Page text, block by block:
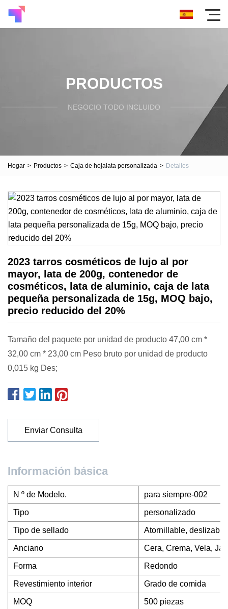
PRODUCTOS
NEGOCIO TODO INCLUIDO
Hogar > Productos > Caja de hojalata personalizada > Detalles
2023 tarros cosméticos de lujo al por
mayor, lata de 200g, contenedor de
cosméticos, lata de aluminio, caja de lata
pequeña personalizada de 15g, MOQ bajo,
precio reducido del 20%
Tamaño del paquete por unidad de producto 47,00 cm *
32,00 cm * 23,00 cm Peso bruto por unidad de producto
0,015 kg Des;
Enviar Consulta
Información básica
N º de Modelo. para siempre-002
Tipo personalizado
Tipo de sellado Atornillable,
Anciano Cera, Crema, Vela,
Forma Redondo
Revestimiento interior Grado de comida
MOQ 500 piezas